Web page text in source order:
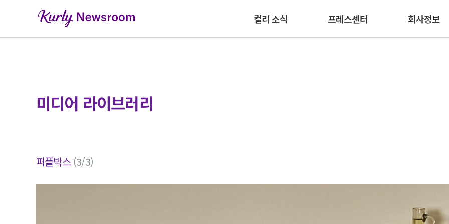
컬리 소식 프레스센터 회사정보
미디어 라이브러리
퍼플박스 (3/3)